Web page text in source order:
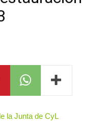
la Junta de CyL